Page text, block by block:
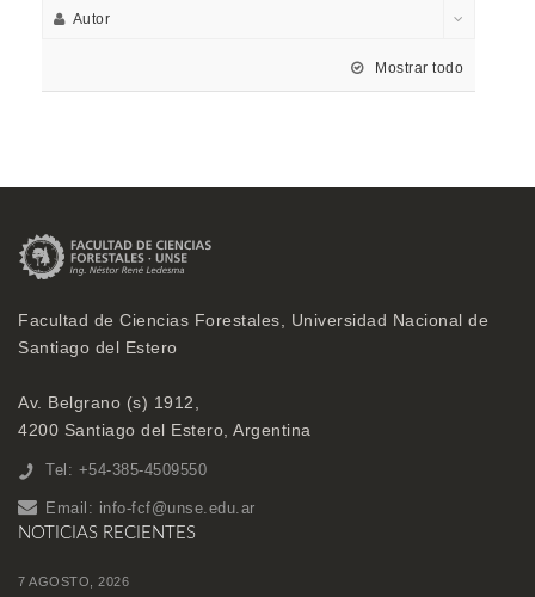
Autor
Mostrar todo
Facultad de Ciencias Forestales, Universidad Nacional de
Santiago del Estero
Av. Belgrano (s) 1912,
4200 Santiago del Estero, Argentina
Tel: +54-385-4509550
Email: info-fcf@unse.edu.ar
NOTICIAS RECIENTES
7 AGOSTO, 2026